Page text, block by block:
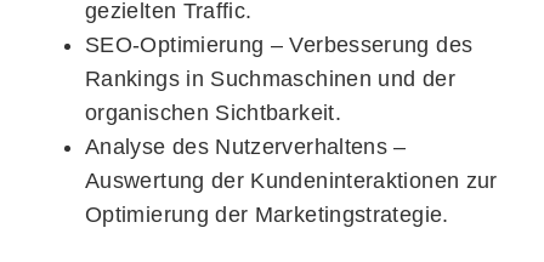
gezielten Traffic.
SEO-Optimierung – Verbesserung des
Rankings in Suchmaschinen und der
organischen Sichtbarkeit.
Analyse des Nutzerverhaltens –
Auswertung der Kundeninteraktionen zur
Optimierung der Marketingstrategie.